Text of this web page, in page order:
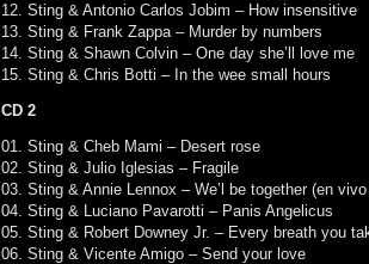
12. Sting & Antonio Carlos Jobim – How insensitive
13. Sting & Frank Zappa – Murder by numbers
14. Sting & Shawn Colvin – One day she’ll love me
15. Sting & Chris Botti – In the wee small hours
CD 2
01. Sting & Cheb Mami – Desert rose
02. Sting & Julio Iglesias – Fragile
03. Sting & Annie Lennox – We’l be together (en
04. Sting & Luciano Pavarotti – Panis Angelicus
05. Sting & Robert Downey Jr. – Every breath you
06. Sting & Vicente Amigo – Send your love